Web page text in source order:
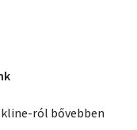
ról bővebben